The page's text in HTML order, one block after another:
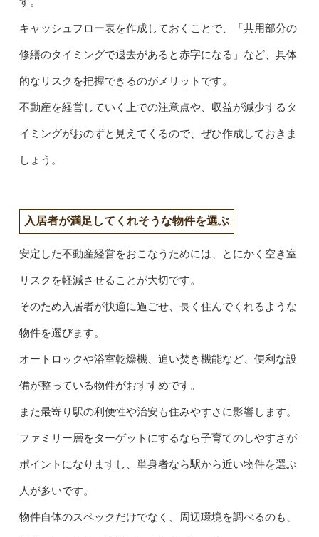
キャッシュフロー表を作成しておくことで、「共用部分の
修繕のタイミングで退去があると赤字になる」など、具体
的なリスクを把握できるのがメリットです。
不動産を経営していく上での注意点や、収益が減少するタ
イミングがおのずと見えてくるので、ぜひ作成しておきま
しょう。
入居者が満足してくれそうな物件を選ぶ
安定した不動産経営をおこなうためには、とにかく空き室
リスクを軽減させることが大切です。
そのため入居者が快適に過ごせ、長く住んでくれるような
物件を選びます。
オートロックや浴室乾燥機、追い焚き機能など、便利な設
備が整っている物件がおすすめです。
また最寄り駅の利便性や治安も住みやすさに影響します。
ファミリー層をターゲットにするなら子育てのしやすさが
ポイントになりますし、単身者なら駅から近い物件を選ぶ
人が多いです。
物件自体のスペックだけでなく、周辺環境を調べるのも、